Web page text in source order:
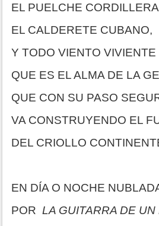
EL PUELCHE
EL CALDERETE CUBANO,
Y TODO VIENTO VIVIENTE
QUE ES EL ALMA DE LA
QUE CON SU PASO
VA CONSTRUYENDO EL
DEL CRIOLLO
EN DÍA O NOCHE
POR LA GUITARRA DE UN